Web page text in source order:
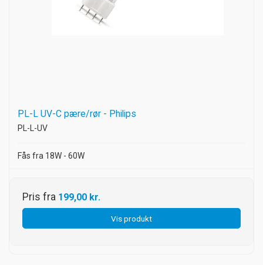
PL-L UV-C pære/rør - Philips
PL-L-UV
Fås fra 18W - 60W
Pris fra 199,00 kr.
Vis produkt